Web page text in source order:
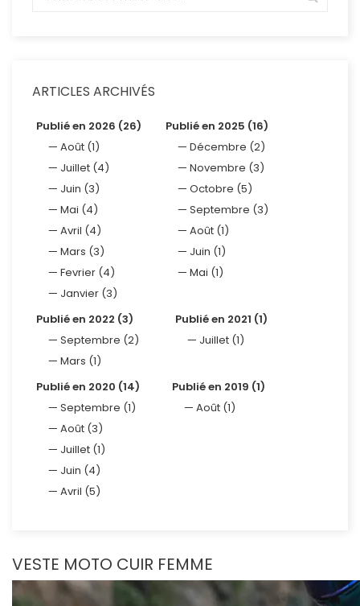
ARTICLES ARCHIVÉS
Publié en 2026 (26)
Août (1)
Juillet (4)
Juin (3)
Mai (4)
Avril (4)
Mars (3)
Fevrier (4)
Janvier (3)
Publié en 2025 (16)
Décembre (2)
Novembre (3)
Octobre (5)
Septembre (3)
Août (1)
Juin (1)
Mai (1)
Publié en 2022 (3)
Septembre (2)
Mars (1)
Publié en 2021 (1)
Juillet (1)
Publié en 2020 (14)
Septembre (1)
Août (3)
Juillet (1)
Juin (4)
Avril (5)
Publié en 2019 (1)
Août (1)
VESTE MOTO CUIR FEMME